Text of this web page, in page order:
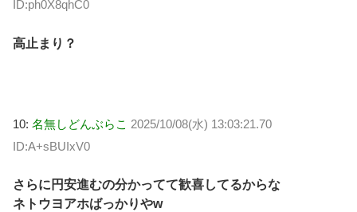
ID:ph0X8qhC0
高止まり？
10: 名無しどんぶらこ 2025/10/08(水) 13:03:21.70
ID:A+sBUIxV0
さらに円安進むの分かってて歓喜してるからな
ネトウヨアホばっかりやw